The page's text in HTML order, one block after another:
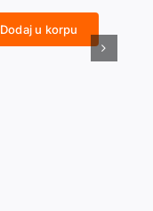
Dodaj u korpu